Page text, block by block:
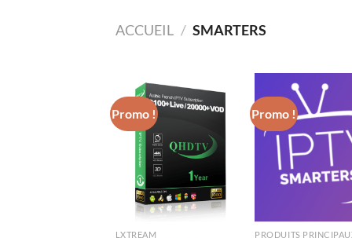
ACCUEIL / SMARTERS
Promo !
LXTREAM
Promo !
PRODUITS